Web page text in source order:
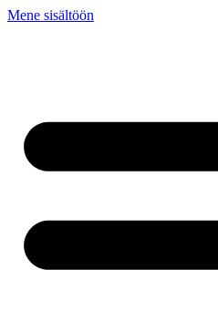
Mene sisältöön